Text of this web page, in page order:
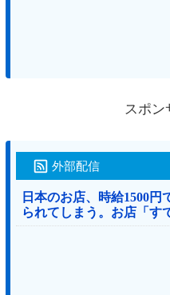
スポン
外部配信
日本のお店、時給1500
られてしまう。お店「す